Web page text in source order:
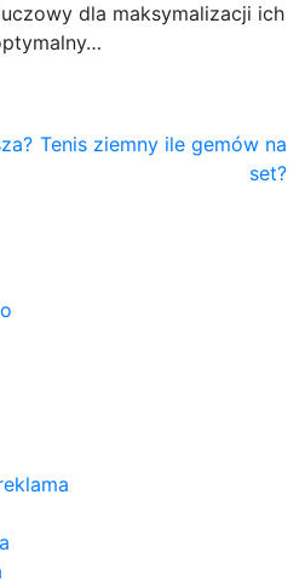
dla maksymalizacji ich
Tenis ziemny ile gemów na
set?